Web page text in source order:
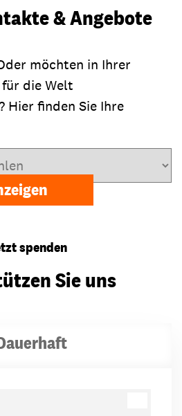
& Angebote
möchten in Ihrer
die Welt
Hier finden Sie Ihre
spenden
Sie uns